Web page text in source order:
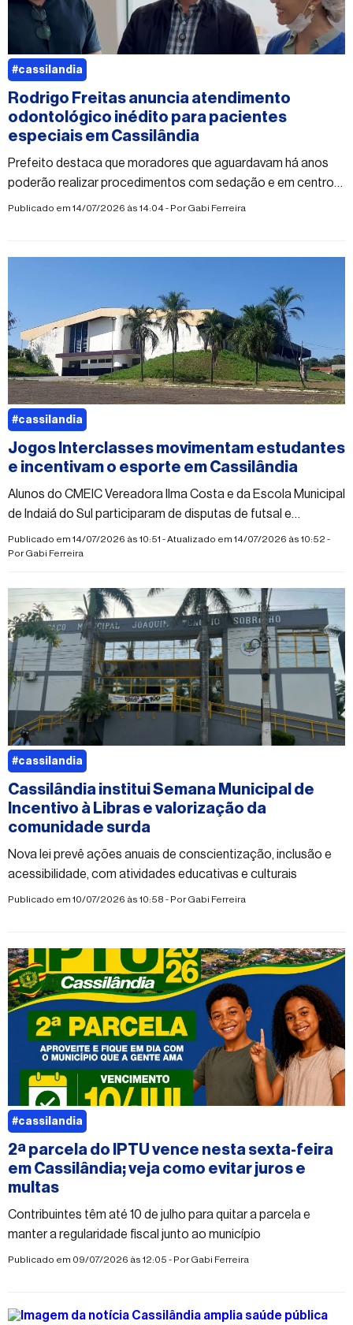
Rodrigo Freitas anuncia atendimento
odontológico inédito para pacientes
especiais em Cassilândia
Prefeito destaca que moradores que aguardavam há anos
poderão realizar procedimentos com sedação e em centro
cirúrgico no próprio município.
Publicado em 14/07/2026 às 14:04 - PorGabi Ferreira
#cassilandia
Jogos Interclasses movimentam estudantes
e incentivam o esporte em Cassilândia
Alunos do CMEIC Vereadora Ilma Costa e da Escola Municipal
de Indaiá do Sul participaram de disputas de futsal e
queimada no Ginásio Municipal de Esportes
Publicado em 14/07/2026 às 10:51 - Atualizado em 14/07/2026 às 10:52 -
PorGabi Ferreira
#cassilandia
Cassilândia institui Semana Municipal de
Incentivo à Libras e valorização da
comunidade surda
Nova lei prevê ações anuais de conscientização, inclusão e
acessibilidade, com atividades educativas e culturais
Publicado em 10/07/2026 às 10:58 - PorGabi Ferreira
#cassilandia
2ª parcela do IPTU vence nesta sexta-feira
em Cassilândia; veja como evitar juros e
multas
Contribuintes têm até 10 de julho para quitar a parcela e
manter a regularidade fiscal junto ao município
Publicado em 09/07/2026 às 12:05 - PorGabi Ferreira
#cassilandia